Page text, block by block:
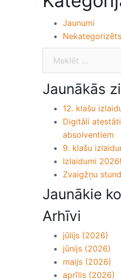
Jaunumi
Nekategorizēts
Jaunākās
12. klašu
Digitāli
absolventiem
9. klašu
Izlaidumi 2026!
Zvaigžņu
Jaunākie
Arhīvi
jūlijs (2026)
jūnijs (2026)
maijs (2026)
aprīlis (2026)